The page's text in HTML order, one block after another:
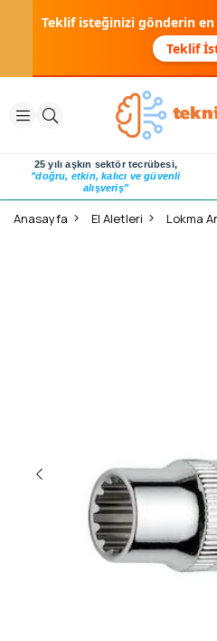
Teklif isteğinizi gönderin
Teklif
25 yılı aşkın sektör tecrübesi,
"doğru, etkin, kalıcı ve güvenli
alışveriş"
Anasayfa El Aletleri Lokma